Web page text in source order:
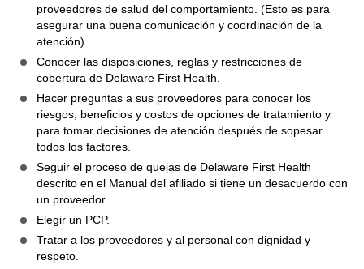
proveedores de salud del comportamiento. (Esto es para
asegurar una buena comunicación y coordinación de la
atención).
Conocer las disposiciones, reglas y restricciones de
cobertura de Delaware First Health.
Hacer preguntas a sus proveedores para conocer los
riesgos, beneficios y costos de opciones de tratamiento y
para tomar decisiones de atención después de sopesar
todos los factores.
Seguir el proceso de quejas de Delaware First Health
descrito en el Manual del afiliado si tiene un desacuerdo con
un proveedor.
Elegir un PCP.
Tratar a los proveedores y al personal con dignidad y
respeto.